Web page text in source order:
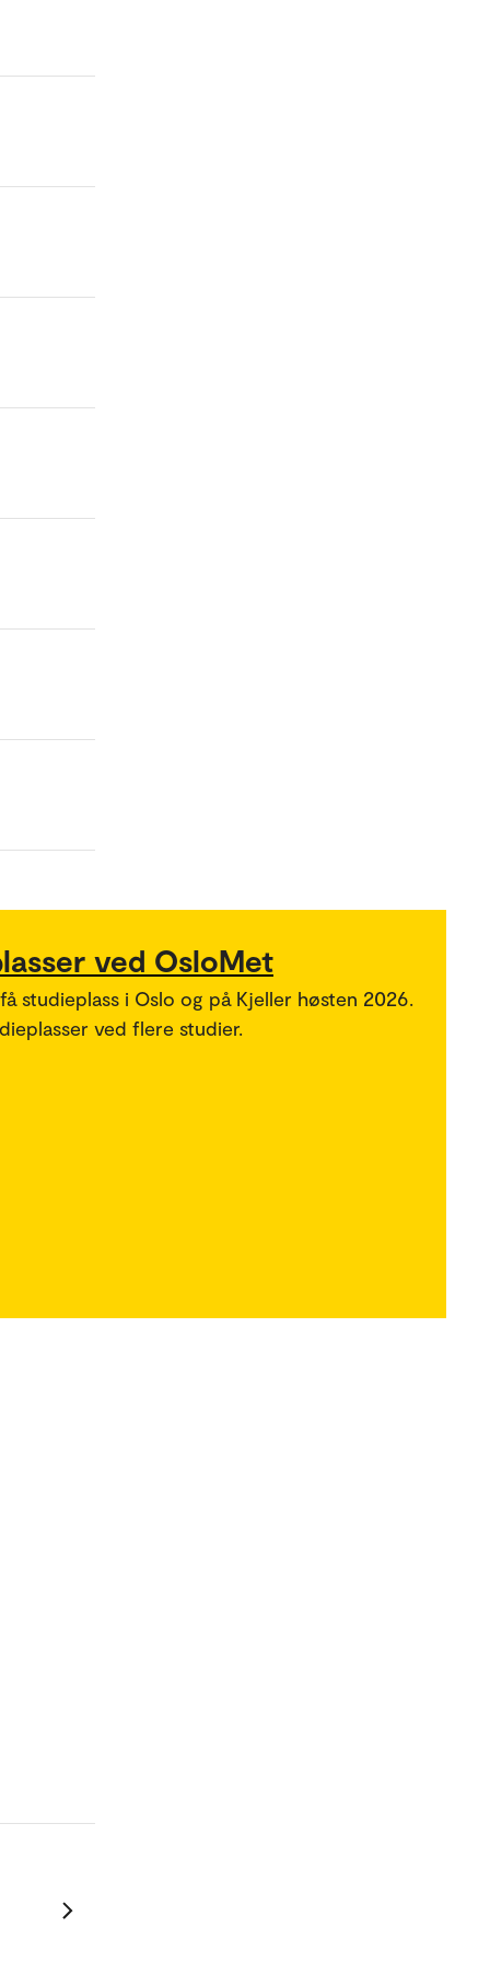
ved OsloMet
studieplass i Oslo og på Kjeller høsten 2026.
ved flere studier.